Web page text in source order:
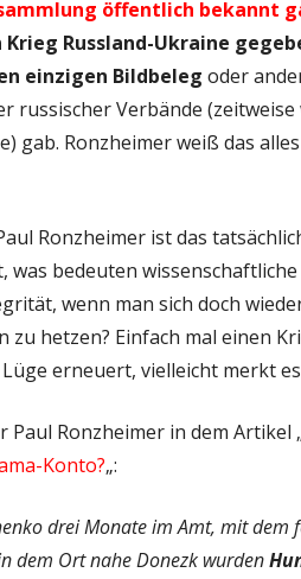
öffentlich bekannt
Russland-Ukraine
einzigen Bildbeleg oder
russischer Verbände
gab. Ronzheimer weiß das
Ronzheimer ist das
was bedeuten
wenn man sich doch
zu hetzen? Einfach mal einen
erneuert, vielleicht merkt
Paul Ronzheimer in dem Artikel
Konto?„:
drei Monate im Amt, mit
dem Ort nahe Donezk wurden